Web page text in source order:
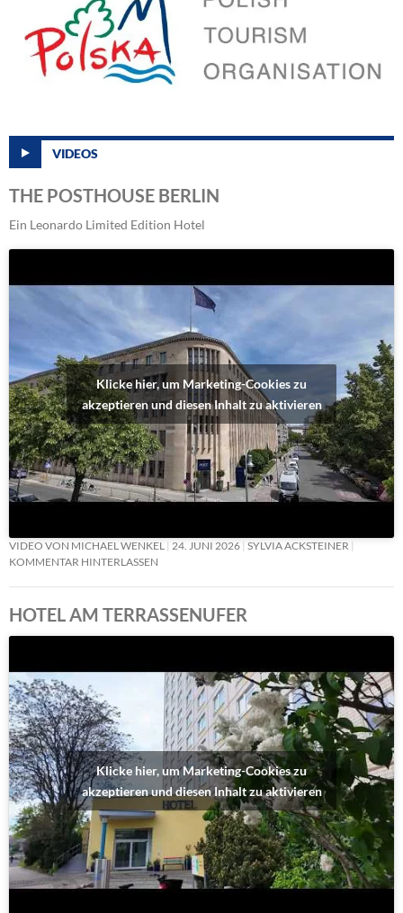
VIDEOS
THE POSTHOUSE BERLIN
Ein Leonardo Limited Edition Hotel
Klicke hier, um Marketing-Cookies zu
akzeptieren und diesen Inhalt zu aktivieren
VIDEO VON MICHAEL WENKEL 24. JUNI 2026 SYLVIA ACKSTEINER
KOMMENTAR HINTERLASSEN
HOTEL AM TERRASSENUFER
Klicke hier, um Marketing-Cookies zu
akzeptieren und diesen Inhalt zu aktivieren